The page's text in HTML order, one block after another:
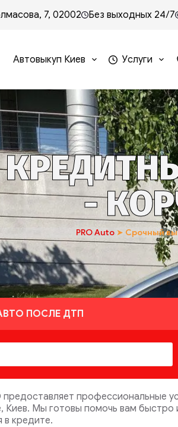
7, 02002 Без выходных 24/7
Автовыкуп Киев Услуги
-
PRO Auto➤ Срочный
ПОСЛЕ ДТП
профессиональные
Киев. Мы готовы помочь вам быстро
в кредите.